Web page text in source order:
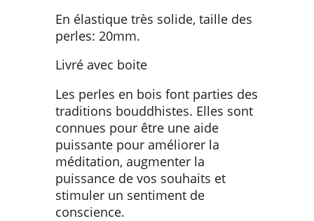
En élastique très solide, taille des
perles: 20mm.
Livré avec boite
Les perles en bois font parties des
traditions bouddhistes. Elles sont
connues pour être une aide
puissante pour améliorer la
méditation, augmenter la
puissance de vos souhaits et
stimuler un sentiment de
conscience.